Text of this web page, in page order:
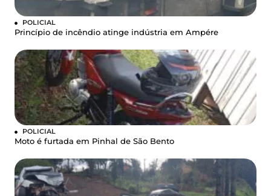
POLICIAL
Princípio de incêndio atinge indústria em Ampére
POLICIAL
Moto é furtada em Pinhal de São Bento